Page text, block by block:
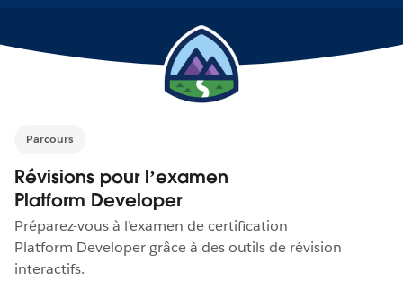
Parcours
Révisions pour l’examen
Platform Developer
Préparez-vous à l’examen de certification
Platform Developer grâce à des outils de révision
interactifs.